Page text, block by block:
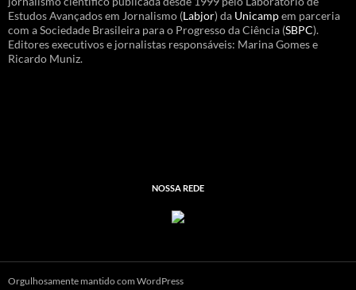
Estudos Avançados em Jornalismo (Labjor) da Unicampem parceria
com a Sociedade Brasileira para o Progresso da Ciência (SBPC).
Editores executivos e jornalistas responsáveis: Marina Gomes e
Ricardo Muniz.
NOSSA REDE
Orgulhosamente mantido com WordPress